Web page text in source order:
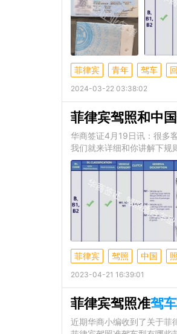
菲律宾 青年 驾车
2024-03-22 03:38:02
菲律宾驾照和中
华商签证4月19日讯：很多
我们就来详细和你讲解下规
菲律宾 驾照 中国
2023-04-21 16:39:01
菲律宾驾照准驾车
近期华商小编收到了关于菲